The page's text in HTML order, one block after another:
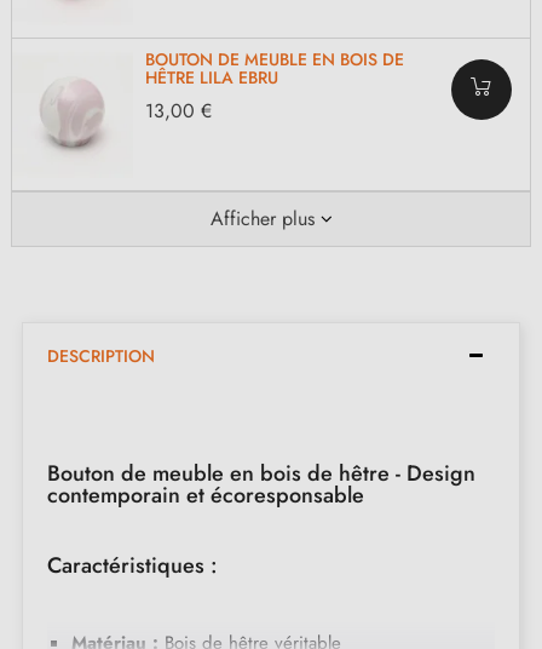
BOUTON DE MEUBLE EN BOIS DE
HÊTRE LILA EBRU
13,00 €
Afficher plus
DESCRIPTION
Bouton de meuble en bois de hêtre - Design
contemporain et écoresponsable
Caractéristiques :
Matériau : Bois de hêtre véritable